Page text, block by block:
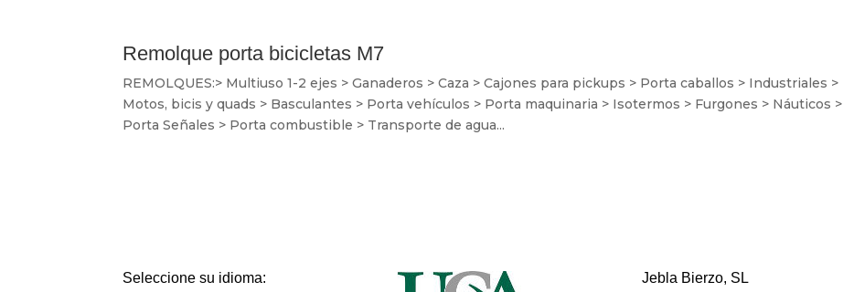
Remolque porta bicicletas M7
REMOLQUES:> Multiuso 1-2 ejes > Ganaderos > Caza > Cajones para pickups > Porta caballos > Industriales >
Motos, bicis y quads > Basculantes > Porta vehículos > Porta maquinaria > Isotermos > Furgones > Náuticos >
Porta Señales > Porta combustible > Transporte de agua...
Seleccione su idioma: Jebla Bierzo, SL